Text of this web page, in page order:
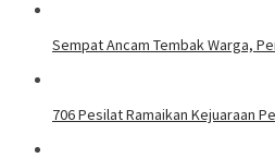
Sempat Ancam Tembak Warga,
706 Pesilat Ramaikan Kejuaraan